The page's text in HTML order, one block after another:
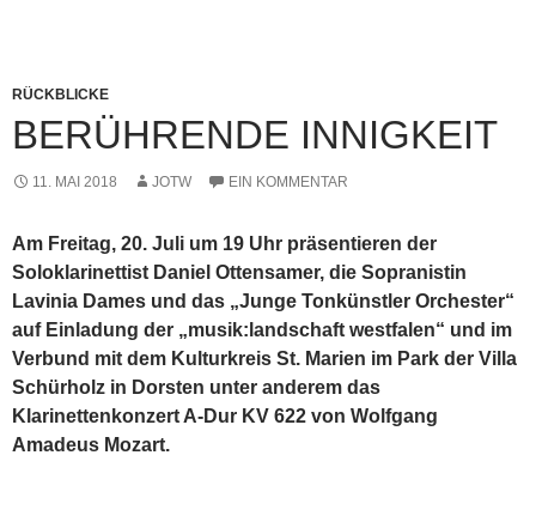
RÜCKBLICKE
BERÜHRENDE INNIGKEIT
11. MAI 2018 JOTW EIN KOMMENTAR
Am Freitag, 20. Juli um 19 Uhr präsentieren der
Soloklarinettist Daniel Ottensamer, die Sopranistin
Lavinia Dames und das „Junge Tonkünstler Orchester“
auf Einladung der „musik:landschaft westfalen“ und im
Verbund mit dem Kulturkreis St. Marien im Park der Villa
Schürholz in Dorsten unter anderem das
Klarinettenkonzert A-Dur KV 622 von Wolfgang
Amadeus Mozart.